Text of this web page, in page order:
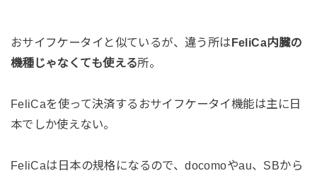
おサイフケータイと似ているが、違う所はFeliCa内臓の
機種じゃなくても使える所。
FeliCaを使って決済するおサイフケータイ機能は主に日
本でしか使えない。
FeliCaは日本の規格になるので、docomoやau、SBから